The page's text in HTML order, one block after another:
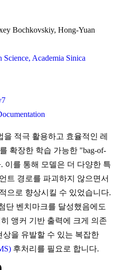
Bochkovskiy, Hong-Yuan
Academia Sinica
적극 활용하고 효율적인 레
확장한 학습 가능한 "bag-of-
이를 통해 모델은 더 다양한 특
트 경로를 파괴하지 않으면서
으로 향상시킬 수 있었습니다.
단 벤치마크를 달성했음에도
앵커 기반 출력에 크게 의존
을 유발할 수 있는 복잡한
후처리를 필요로 합니다.